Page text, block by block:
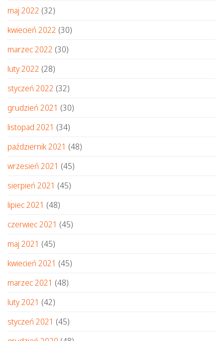
maj 2022 (32)
kwiecień 2022 (30)
marzec 2022 (30)
luty 2022 (28)
styczeń 2022 (32)
grudzień 2021 (30)
listopad 2021 (34)
październik 2021 (48)
wrzesień 2021 (45)
sierpień 2021 (45)
lipiec 2021 (48)
czerwiec 2021 (45)
maj 2021 (45)
kwiecień 2021 (45)
marzec 2021 (48)
luty 2021 (42)
styczeń 2021 (45)